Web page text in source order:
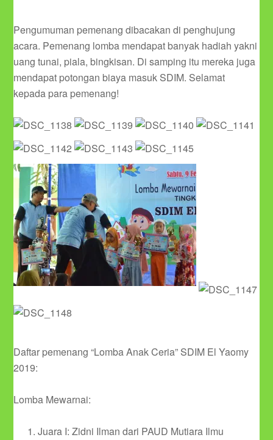
Pengumuman pemenang dibacakan di penghujung
acara. Pemenang lomba mendapat banyak hadiah yakni
uang tunai, piala, bingkisan. Di samping itu mereka juga
mendapat potongan biaya masuk SDIM. Selamat
kepada para pemenang!
Daftar pemenang “Lomba Anak Ceria” SDIM El Yaomy
2019:
Lomba Mewarnai:
Juara I: Zidni Ilman dari PAUD Mutiara Ilmu